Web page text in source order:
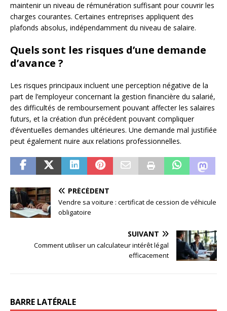
maintenir un niveau de rémunération suffisant pour couvrir les
charges courantes. Certaines entreprises appliquent des
plafonds absolus, indépendamment du niveau de salaire.
Quels sont les risques d’une demande
d’avance ?
Les risques principaux incluent une perception négative de la
part de l’employeur concernant la gestion financière du salarié,
des difficultés de remboursement pouvant affecter les salaires
futurs, et la création d’un précédent pouvant compliquer
d’éventuelles demandes ultérieures. Une demande mal justifiée
peut également nuire aux relations professionnelles.
PRÉCÉDENT
Vendre sa voiture : certificat de cession de véhicule
obligatoire
SUIVANT
Comment utiliser un calculateur intérêt légal
efficacement
BARRE LATÉRALE